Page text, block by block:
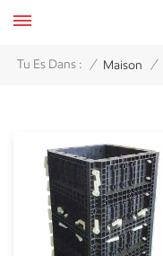
Tu Es Dans : / Maison /